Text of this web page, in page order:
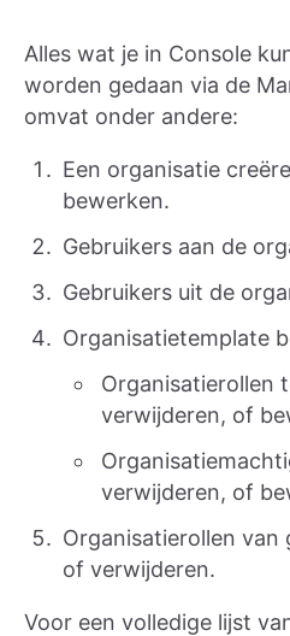
Alles wat je in Console
worden gedaan via de
omvat onder andere:
Een organisatie
bewerken.
Gebruikers aan de
Gebruikers uit de
Organisatietemplate
Organisatierollen
verwijderen, of
verwijderen, of
Organisatierollen van
of verwijderen.
Voor een volledige lijst